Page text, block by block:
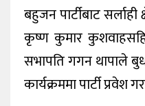
बहुजन पार्टीबाट
कृष्ण कुमार
सभापति गगन थापाले
कार्यक्रममा पार्टी प्रवेश